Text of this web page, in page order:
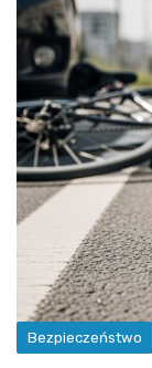
Bezpieczeństwo